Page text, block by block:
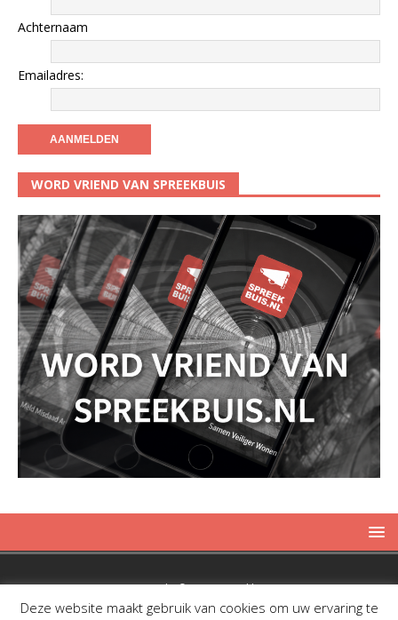
Achternaam
Emailadres:
WORD VRIEND VAN SPREEKBUIS
Copyright © 2019 Spreekbuis
Deze website maakt gebruik van cookies om uw ervaring te